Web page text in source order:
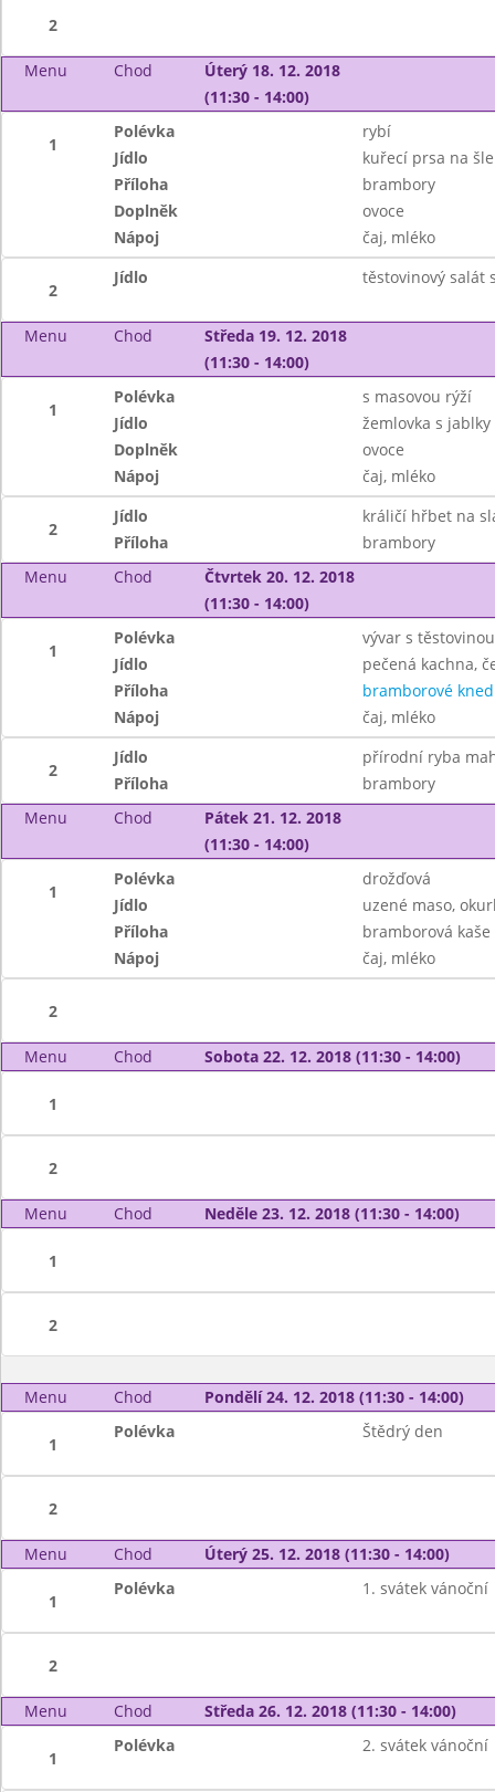
2
Menu Chod
Úterý 18. 12. 2018
(11:30 - 14:00)
1
Polévka
rybí
Jídlo
kuřecí prsa na
Příloha
brambory
Doplněk
ovoce
Nápoj
čaj, mléko
2
Jídlo těstovinový salát
Menu Chod
Středa 19. 12. 2018
(11:30 - 14:00)
1
Polévka
s masovou rýží
Jídlo
žemlovka s
Doplněk
ovoce
Nápoj
čaj, mléko
2
Jídlo
králičí hřbet na
Příloha
brambory
Menu
Chod
Čtvrtek 20. 12. 2018
(11:30 - 14:00)
1
Polévka
vývar s těstovinou
Jídlo
pečená kachna,
Příloha
bramborové
Nápoj
čaj, mléko
2
Jídlo
přírodní ryba
Příloha
brambory
Menu
Chod
Pátek 21. 12. 2018
(11:30 - 14:00)
1
Polévka
drožďová
Jídlo
uzené maso,
Příloha
bramborová kaše
Nápoj
čaj, mléko
2
Menu Chod Sobota 22. 12. 2018 (11:30 - 14:00)
1
2
Menu Chod Neděle 23. 12. 2018 (11:30 - 14:00)
1
2
Menu Chod Pondělí 24. 12. 2018 (11:30 - 14:00)
1
Polévka Štědrý den
2
Menu Chod Úterý 25. 12. 2018 (11:30 - 14:00)
1
Polévka 1. svátek vánoční
2
Menu Chod Středa 26. 12. 2018 (11:30 - 14:00)
1
Polévka 2. svátek vánoční